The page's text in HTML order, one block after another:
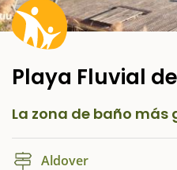
Playa Fluvial
La zona de baño más
Aldover